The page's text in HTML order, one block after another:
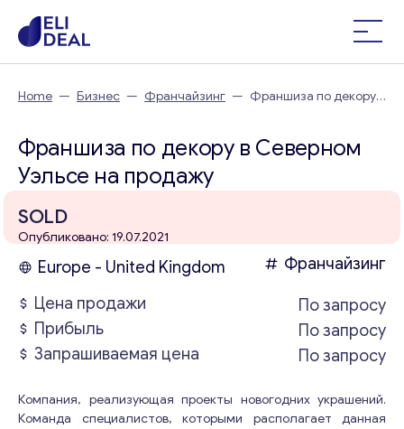
Home — Бизнес — Франчайзинг — Франшиза по декору в
Франшиза по декору в Северном
Уэльсе на продажу
SOLD
Опубликовано: 19.07.2021
Europe - United Kingdom
Франчайзинг
Цена продажи
По запросу
Прибыль
По запросу
Запрашиваемая цена
По запросу
Компания, реализующая проекты новогодних украшений.
Команда специалистов, которыми располагает данная